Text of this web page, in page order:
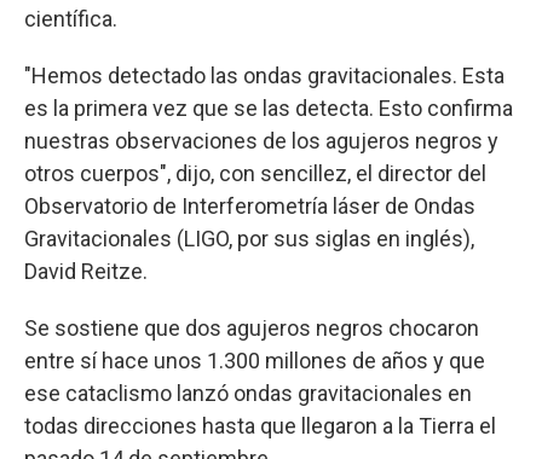
científica.
"Hemos detectado las ondas gravitacionales. Esta
es la primera vez que se las detecta. Esto confirma
nuestras observaciones de los agujeros negros y
otros cuerpos", dijo, con sencillez, el director del
Observatorio de Interferometría láser de Ondas
Gravitacionales (LIGO, por sus siglas en inglés),
David Reitze.
Se sostiene que dos agujeros negros chocaron
entre sí hace unos 1.300 millones de años y que
ese cataclismo lanzó ondas gravitacionales en
todas direcciones hasta que llegaron a la Tierra el